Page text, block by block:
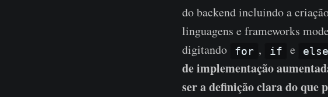
do backend incluindo a
linguagens e frameworks
digitando
for , if e else
de implementação
ser a definição clara do que